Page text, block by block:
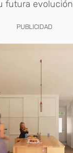
futura
PUBLICIDAD